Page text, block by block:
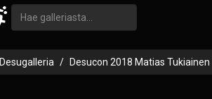
Desugalleria Desucon 2018 Matias Tukiainen